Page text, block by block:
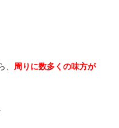
周りに数多くの味方が